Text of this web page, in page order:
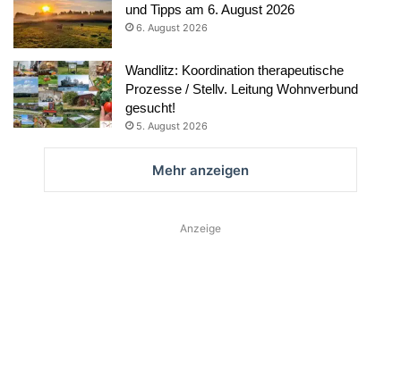
und Tipps am 6. August 2026
6. August 2026
Wandlitz: Koordination therapeutische
Prozesse / Stellv. Leitung Wohnverbund
gesucht!
5. August 2026
Mehr anzeigen
Anzeige